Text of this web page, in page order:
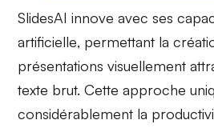
SlidesAI innove avec ses
artificielle, permettant la
présentations visuellement
texte brut. Cette approche
considérablement la